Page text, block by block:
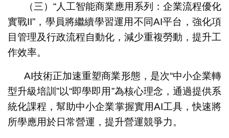
（三）“人工智能商業應用系列：企業流程優化
實戰II”，學員將繼續學習運用不同AI平台，強化項
目管理及行政流程自動化，減少重複勞動，提升工
作效率。
AI技術正加速重塑商業形態，是次“中小企業轉
型升級培訓”以“即學即用”為核心理念，通過提供系
統化課程，幫助中小企業掌握實用AI工具，快速將
所學應用於日常營運，提升營運競爭力。